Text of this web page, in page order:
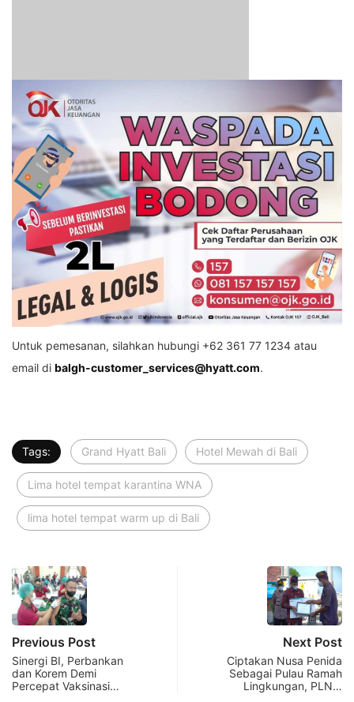
Untuk pemesanan, silahkan hubungi +62 361 77 1234 atau
email di balgh-customer_services@hyatt.com.
Tags: Grand Hyatt Bali Hotel Mewah di Bali
Lima hotel tempat karantina WNA
lima hotel tempat warm up di Bali
Previous Post
Sinergi BI, Perbankan
dan Korem Demi
Percepat Vaksinasi…
Next Post
Ciptakan Nusa Penida
Sebagai Pulau Ramah
Lingkungan, PLN…